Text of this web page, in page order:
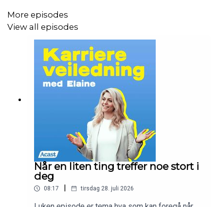
More episodes
View all episodes
Når en liten ting treffer noe stort i
deg
08:17 tirsdag 28. juli 2026